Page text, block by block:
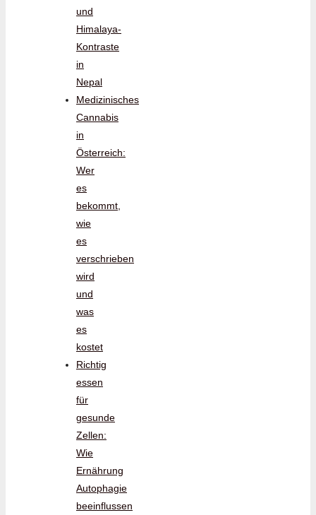
und
Himalaya-
Kontraste
in
Nepal
Medizinisches
Cannabis
in
Österreich:
Wer
es
bekommt,
wie
es
verschrieben
wird
und
was
es
kostet
Richtig
essen
für
gesunde
Zellen:
Wie
Ernährung
Autophagie
beeinflussen